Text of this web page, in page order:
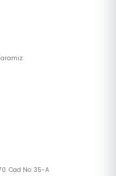
Cad No: 35-A